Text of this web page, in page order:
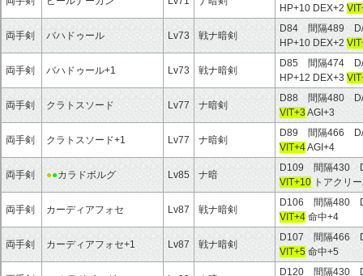
HP+10 DEX+2
両手剣 バハドゥール Lv73 戦ナ暗剣
D84 間隔489
HP+10 DEX+2
両手剣 バハドゥール+1 Lv73 戦ナ暗剣
D85 間隔474
HP+12 DEX+3
両手剣 クラトスソード Lv77 ナ暗剣
D88 間隔480
VIT+3 AGI+3
両手剣 クラトスソード+1 Lv77 ナ暗剣
D89 間隔466
VIT+4AGI+4
両手剣 ●●カラドボルグ Lv85 ナ暗
D109 間隔430
VIT+10 トアクリ
両手剣 カーディアフォセ Lv87 戦ナ暗剣
D106 間隔480
VIT+4 命中+4
両手剣 カーディアフォセ+1 Lv87 戦ナ暗剣
D107 間隔466
VIT+5 命中+5
D120 間隔430